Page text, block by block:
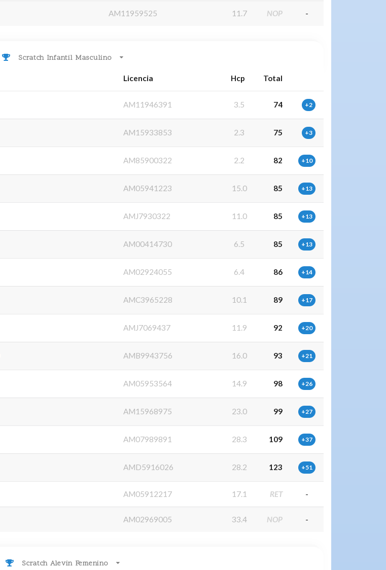
AM11959525 11.7 NOP -
Scratch Infantil Masculino
Licencia Hcp Total
AM11946391 3.5 74 +2
AM15933853 2.3 75 +3
AM85900322 2.2 82 +10
AM05941223 15.0 85 +13
AMJ7930322 11.0 85 +13
AM00414730 6.5 85 +13
AM02924055 6.4 86 +14
AMC3965228 10.1 89 +17
AMJ7069437 11.9 92 +20
AMB9943756 16.0 93 +21
AM05953564 14.9 98 +26
AM15968975 23.0 99 +27
AM07989891 28.3 109 +37
AMD5916026 28.2 123 +51
AM05912217 17.1 RET -
AM02969005 33.4 NOP -
Scratch Alevin Femenino